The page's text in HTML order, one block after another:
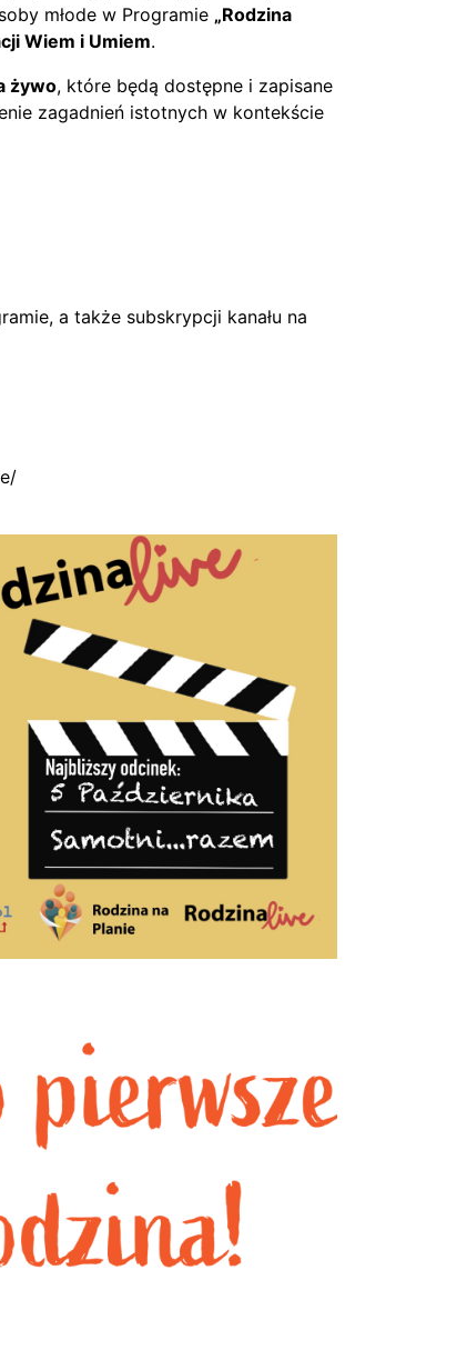
młode w Programie „Rodzina
Wiem i Umiem.
żywo, które będą dostępne i zapisane
zagadnień istotnych w kontekście
a także subskrypcji kanału na